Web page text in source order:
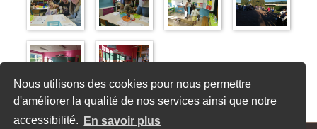
Nous utilisons des cookies pour nous permettre
d'améliorer la qualité de nos services ainsi que notre
accessibilité.
En savoir plus
Article publié le vendredi 8 septembre 2023
«Nouvelle exposition à la Dame Blanche